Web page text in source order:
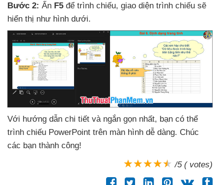
Bước 2: Ấn F5 để trình chiếu, giao diện trình chiếu sẽ
hiển thị như hình dưới.
Với hướng dẫn chi tiết và ngắn gọn nhất, bạn có thể
trình chiếu PowerPoint trên màn hình dễ dàng. Chúc
các bạn thành công!
/5 ( votes)